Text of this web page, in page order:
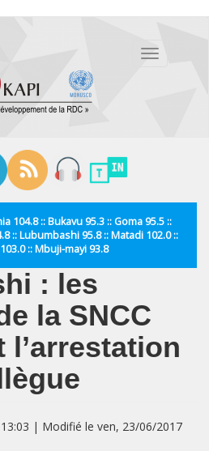
Toggle
104.8 :: Bukavu 95.3 :: Goma 95.5 ::
:: Lubumbashi 95.8 :: Matadi 102.0 ::
:: Mbuji-mayi 93.8
: les
la SNCC
l’arrestation
| Modifié le ven, 23/06/2017